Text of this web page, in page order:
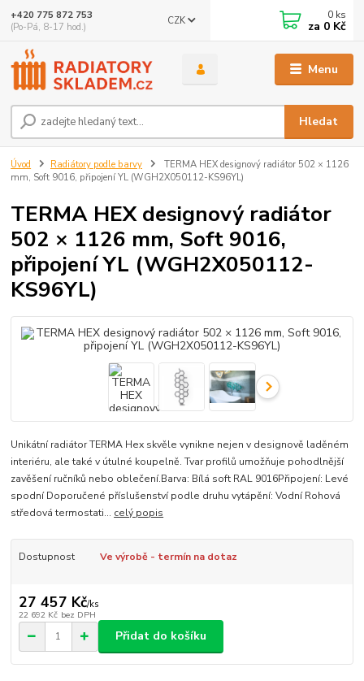
Menu
CZK
Hledat
+420 775 872 753
(Po-Pá, 8-17 hod.)
0 ks
za 0 Kč
Úvod Radiátory podle barvy
TERMA HEX designový radiátor 502 × 1126
mm, Soft 9016, připojení YL (WGH2X050112-KS96YL)
TERMA HEX designový radiátor
502 × 1126 mm, Soft 9016,
připojení YL (WGH2X050112-
KS96YL)
Unikátní radiátor TERMA Hex skvěle vynikne nejen v designově laděném
interiéru, ale také v útulné koupelně. Tvar profilů umožňuje pohodlnější
zavěšení ručníků nebo oblečení.Barva: Bílá soft RAL 9016Připojení: Levé
spodní Doporučené příslušenství podle druhu vytápění: Vodní Rohová
středová termostati... celý popis
Dostupnost Ve výrobě - termín na dotaz
27 457 Kč/ks
22 692 Kč bez DPH
Přidat do košíku